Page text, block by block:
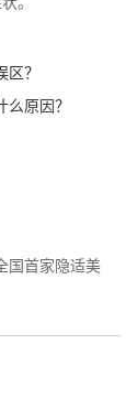
？
原因？
国首家隐适美